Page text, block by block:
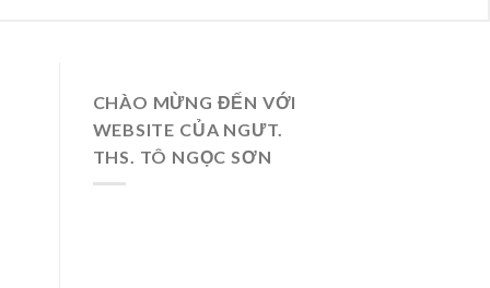
CHÀO MỪNG ĐẾN VỚI
WEBSITE CỦA NGƯT.
THS. TÔ NGỌC SƠN